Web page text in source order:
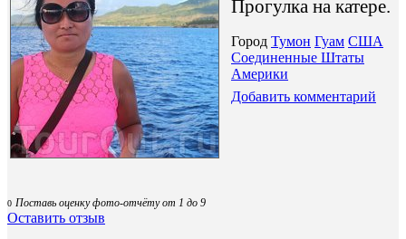
Прогулка на катере.
Город Тумон Гуам США
Соединенные Штаты
Америки
Добавить комментарий
0 Поставь оценку фото-отчёту от 1 до 9
Оставить отзыв